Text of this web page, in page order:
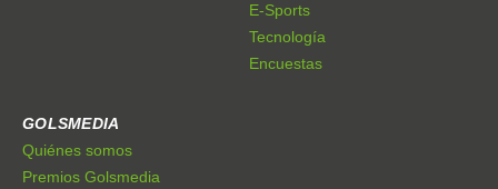
E-Sports
Tecnología
Encuestas
GOLSMEDIA
Quiénes somos
Premios Golsmedia